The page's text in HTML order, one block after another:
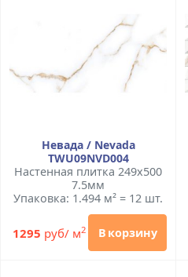
Невада / Nevada
TWU09NVD004
Настенная плитка 249x500
7.5мм
Упаковка: 1.494 м² = 12 шт.
1295 руб/ м2 В корзину